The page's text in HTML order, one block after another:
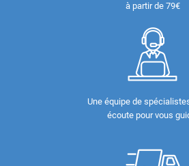
à partir de 79€
Une équipe de
écoute pour vous